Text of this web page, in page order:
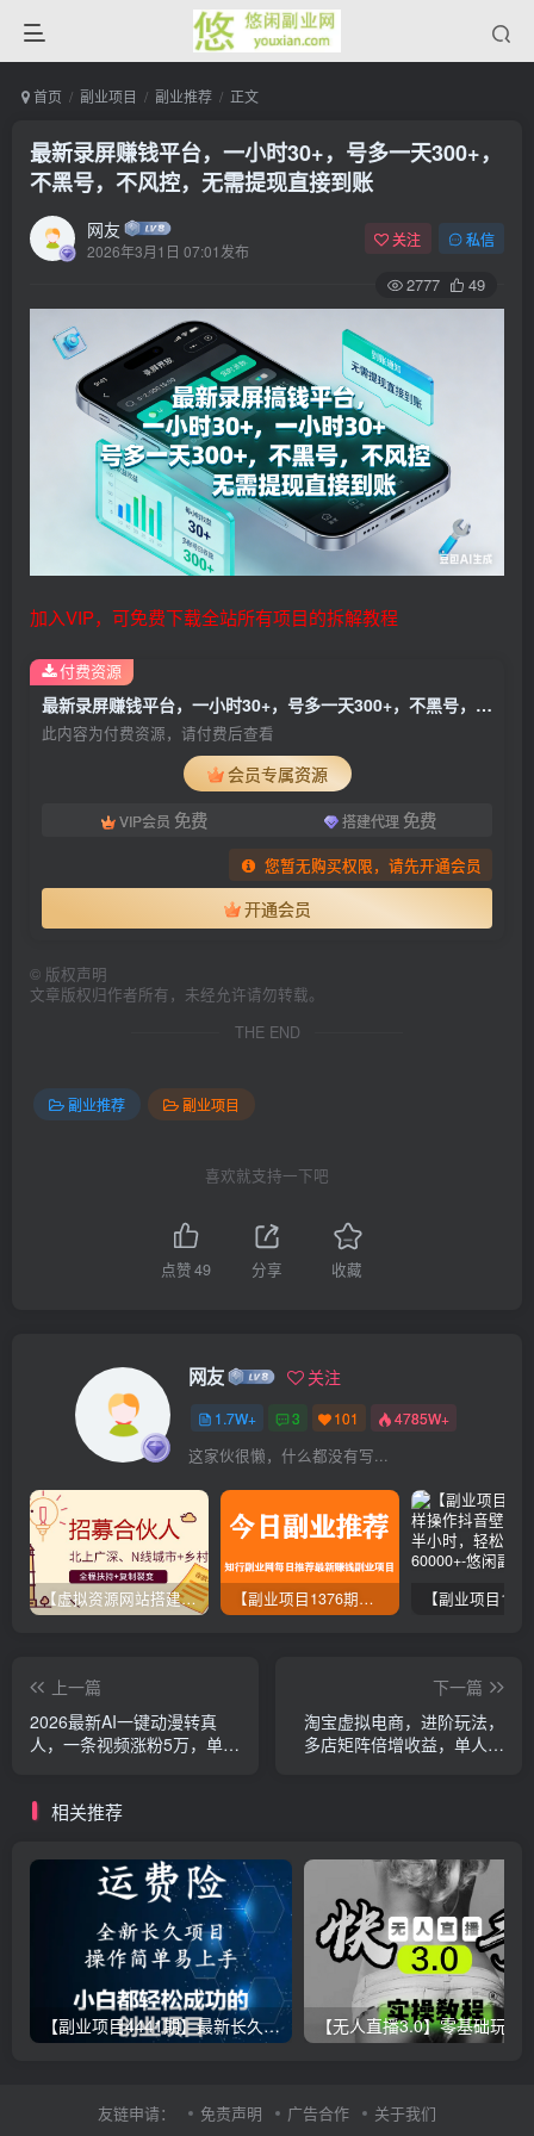
首页 副业项目 副业推荐 正文
最新录屏赚钱平台，一小时30+，号多一天300+，
不黑号，不风控，无需提现直接到账
网友
2026年3月1日 07:01发布
关注 私信
2777 49
加入VIP，可免费下载全站所有项目的拆解教程
最新录屏赚钱平台，一小时30+，号多一天300+，不黑号，不风控，无需提现直接到账
此内容为付费资源，请付费后查看
会员专属资源
VIP会员 免费 搭建代理 免费
您暂无购买权限，请先开通会员
开通会员
付费资源
© 版权声明
文章版权归作者所有，未经允许请勿转载。
THE END
副业推荐 副业项目
喜欢就支持一下吧
点赞49 分享 收藏
网友 关注
1.7W+ 3 101 4785W+
这家伙很懒，什么都没有写...
【虚拟资源网站搭建服务】加盟本站系统，做一个和本站一样的独立网站，躺赚的项目 【副业项目1376期】龟课最新闲鱼项目玩法实战教程_全新升级月收益几千到几万
上一篇
2026最新AI一键动漫转真
人，一条视频涨粉5万，单日
下一篇
淘宝虚拟电商，进阶玩法，
多店矩阵倍增收益，单人月
相关推荐
【副业项目4441期】最新长久稳定暴利项目，运费险全新玩法，日赚1000（包含详细教程，全程指导）
友链申请： 免责声明 广告合作 关于我们